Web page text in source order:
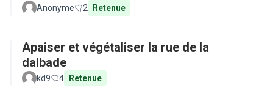
Anonyme 2 Retenue
Apaiser et végétaliser la rue de la
dalbade
kd9 4 Retenue